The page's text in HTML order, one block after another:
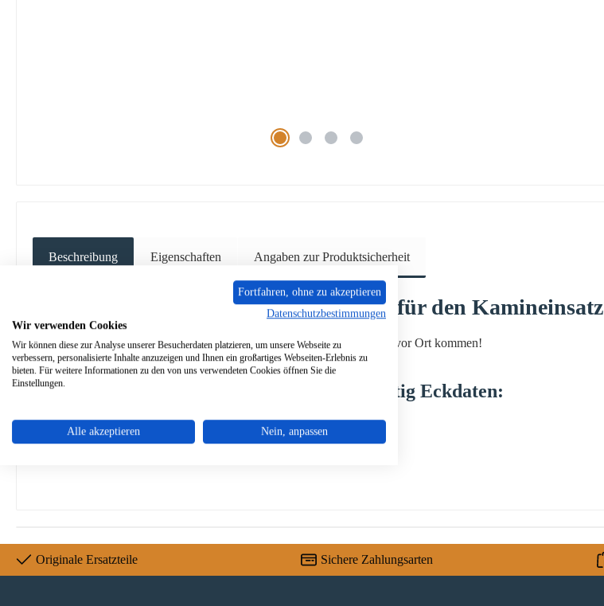
Beschreibung Eigenschaften Angaben zur Produktsicherheit
Rückwandsteinrechts mittig für den Kamineinsatz
Auf Grund des Alters des Kamins, kann es zu Anpassungsarbeiten vor Ort kommen!
Spartherm mittig Eckdaten:
Brennraumstein, Feuerraumstein
Originale Ersatzteile Sichere Zahlungsarten
Fortfahren, ohne zu akzeptieren
Datenschutzbestimmungen
Wir verwenden Cookies
Wir können diese zur Analyse unserer Besucherdaten platzieren, um unsere Webseite zu
verbessern, personalisierte Inhalte anzuzeigen und Ihnen ein großartiges Webseiten-Erlebnis zu
bieten. Für weitere Informationen zu den von uns verwendeten Cookies öffnen Sie die
Einstellungen.
Alle akzeptieren Nein, anpassen